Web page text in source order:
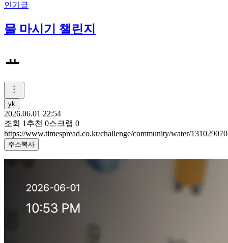
인기글
물 마시기 챌린지
ㅛ
yk
2026.06.01 22:54
조회 1 추천 0스크랩 0
https://www.timespread.co.kr/challenge/community/water/131029070
주소복사